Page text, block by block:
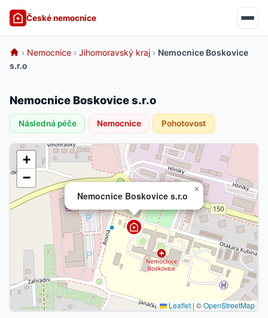
České nemocnice
› Nemocnice › Jihomoravský kraj › Nemocnice Boskovice
s.r.o
Nemocnice Boskovice s.r.o
Následná péče Nemocnice Pohotovost
Nemocnice Boskovice s.r.o
×
+
−
Leaflet | ©OpenStreetMap